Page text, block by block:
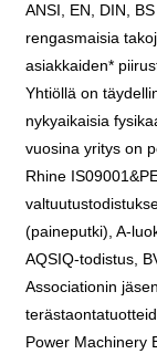
ANSI, EN, DIN,
rengasmaisia
asiakkaiden*
Yhtiöllä on
nykyaikaisia
vuosina yritys on
Rhine
(paineputki), A-
AQSIQ-todistus,
Associationin
Power Machinery